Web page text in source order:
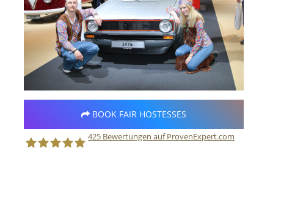
BOOK FAIR HOSTESSES
425 Bewertungen auf ProvenExpert.com